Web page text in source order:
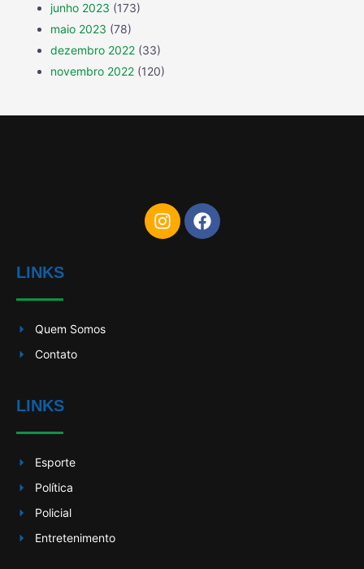
junho 2023 (173)
maio 2023 (78)
dezembro 2022 (33)
novembro 2022 (120)
LINKS
Quem Somos
Contato
LINKS
Esporte
Política
Policial
Entretenimento